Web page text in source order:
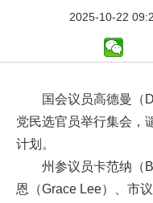
2025-10-22
国会议员高德曼（
党民选官员举行集会，
计划。
州参议员卡范纳（
恩（Grace Lee）、市